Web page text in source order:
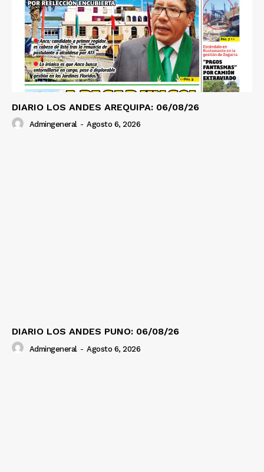
Contacto
Prensa
DIARIO LOS ANDES AREQUIPA: 06/08/26
Admingeneral - Agosto 6, 2026
DIARIO LOS ANDES PUNO: 06/08/26
Admingeneral - Agosto 6, 2026